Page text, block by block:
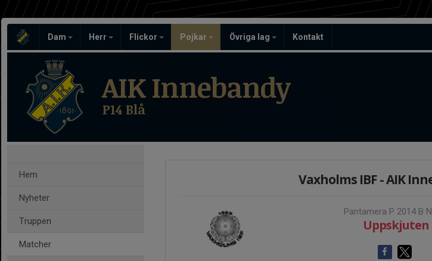
Dam Herr Flickor Pojkar Övriga lag Kontakt
AIK Innebandy
P14 Blå
Hem
Nyheter
Truppen
Matcher
Vaxholms IBF - AIK
Pantamera P 2014 B
Uppskjuten